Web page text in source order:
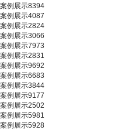
案例展示8394
案例展示4087
案例展示2824
案例展示3066
案例展示7973
案例展示2831
案例展示9692
案例展示6683
案例展示3844
案例展示9177
案例展示2502
案例展示5981
案例展示5928